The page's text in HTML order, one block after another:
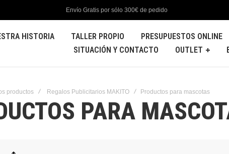
Envío Gratis por sólo 300€ de pedido
HISTORIA TALLER PROPIO PRESUPUESTOS ONLINE
SITUACIÓN Y CONTACTO
OUTLET
productos Regalos Publicitarios MAKITO Productos para mascotas
PARA